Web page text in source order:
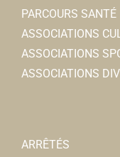
PARCOURS SANTÉ
ASSOCIATIONS
ASSOCIATIONS
ASSOCIATIONS
ARRÊTÉS